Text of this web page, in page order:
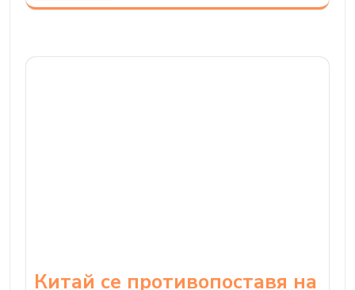
Китай се противопоставя на